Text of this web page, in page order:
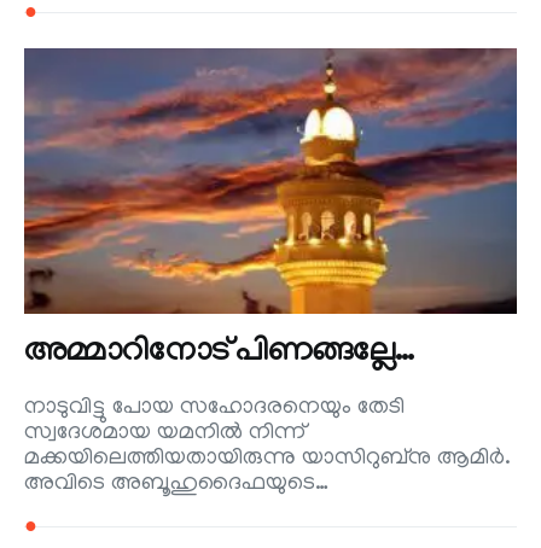
●
അമ്മാറിനോട് പിണങ്ങല്ലേ…
നാടുവിട്ടു പോയ സഹോദരനെയും തേടി
സ്വദേശമായ യമനില്‍ നിന്ന്
മക്കയിലെത്തിയതായിരുന്നു യാസിറുബ്നു ആമിര്‍.
അവിടെ അബൂഹുദൈഫയുടെ…
●